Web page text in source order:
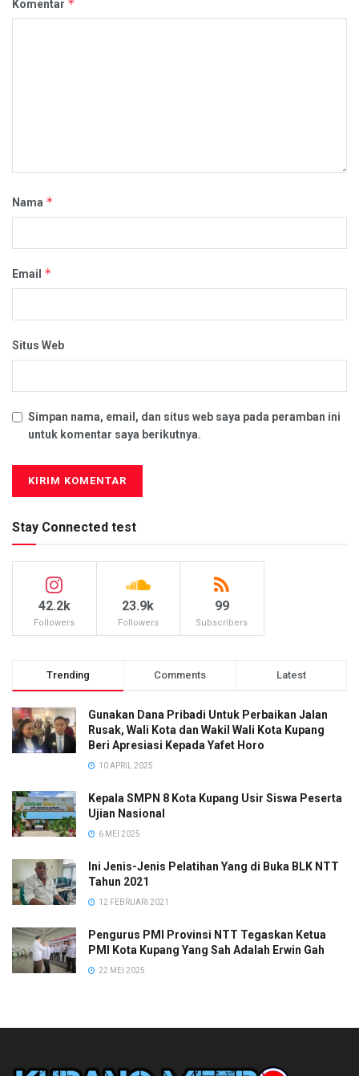
Komentar *
Nama *
Email *
Situs Web
Simpan nama, email, dan situs web saya pada peramban ini
untuk komentar saya berikutnya.
Stay Connected test
42.2k
Followers
23.9k
Followers
99
Subscribers
Trending Comments Latest
Gunakan Dana Pribadi Untuk Perbaikan Jalan
Rusak, Wali Kota dan Wakil Wali Kota Kupang
Beri Apresiasi Kepada Yafet Horo
10 APRIL 2025
Kepala SMPN 8 Kota Kupang Usir Siswa Peserta
Ujian Nasional
6 MEI 2025
Ini Jenis-Jenis Pelatihan Yang di Buka BLK NTT
Tahun 2021
12 FEBRUARI 2021
Pengurus PMI Provinsi NTT Tegaskan Ketua
PMI Kota Kupang Yang Sah Adalah Erwin Gah
22 MEI 2025